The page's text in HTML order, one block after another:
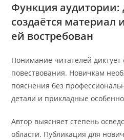
Функция аудитории:
создаётся материал
ей востребован
Понимание читателей
повествования. Новичкам
пояснения без
детали и прикладные
Автор выясняет степень
области. Публикация для